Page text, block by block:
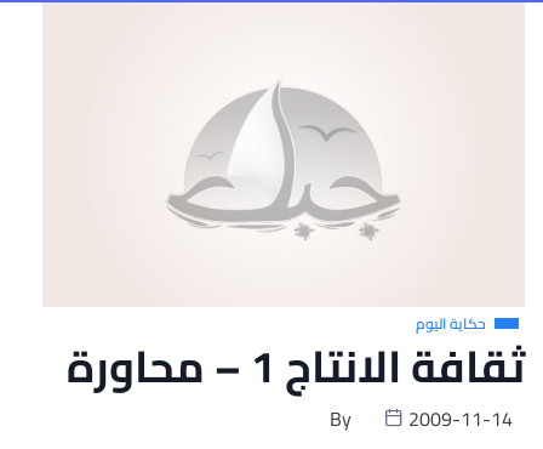
حكاية اليوم
ثقافة الانتاج 1 – محاورة
By
2009-11-14